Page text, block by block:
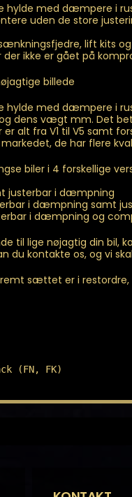
hylde med dæmpere i
uden de store
lift kits
ikke er gået på
billede
hylde med dæmpere i
dens vægt mm. Det
alt fra V1 til V5 samt
de har flere
biler i 4 forskellige
justerbar i dæmpning
i dæmpning samt
i dæmpning og
til lige nøjagtig din
du kontakte os, og vi
sættet er i
(FN, FK)